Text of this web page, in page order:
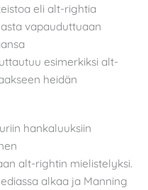
eli alt-rightia
vapauduttuaan
esimerkiksi alt-
heidän
hankaluuksiin
alt-rightin mielistelyksi.
alkaa ja Manning